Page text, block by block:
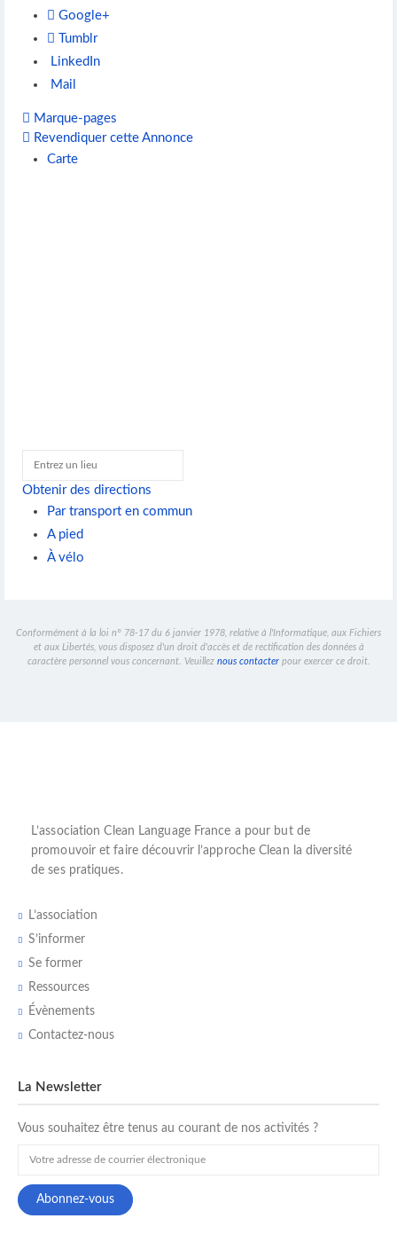
Google+
Tumblr
LinkedIn
Mail
Marque-pages
Revendiquer cette Annonce
Carte
Obtenir des directions
Par transport en commun
A pied
À vélo
Conformément à la loi n° 78-17 du 6 janvier 1978, relative à l'Informatique, aux Fichiers
et aux Libertés, vous disposez d'un droit d'accès et de rectification des données à
caractère personnel vous concernant. Veuillez nous contacterpour exercer ce droit.
L’association Clean Language France a pour but de
promouvoir et faire découvrir l’approche Clean la diversité
de ses pratiques.
L’association
S’informer
Se former
Ressources
Évènements
Contactez-nous
La Newsletter
Vous souhaitez être tenus au courant de nos activités ?